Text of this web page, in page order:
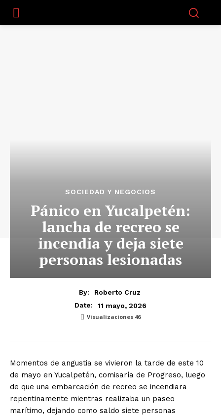
SOCIEDAD Y NEGOCIOS
Pánico en Yucalpetén:
lancha de recreo se
incendia y deja siete
personas lesionadas
By:
Roberto Cruz
Date:
11 mayo, 2026
Visualizaciones 46
Momentos de angustia se vivieron la tarde de este 10
de mayo en Yucalpetén, comisaría de Progreso, luego
de que una embarcación de recreo se incendiara
repentinamente mientras realizaba un paseo
marítimo, dejando como saldo siete personas